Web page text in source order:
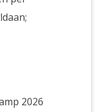
2026